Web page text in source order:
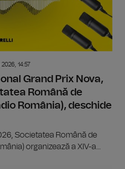
2026, 14:57
Grand Prix Nova,
Română de
România), deschide
Societatea Română de
organizează a XIV-a...